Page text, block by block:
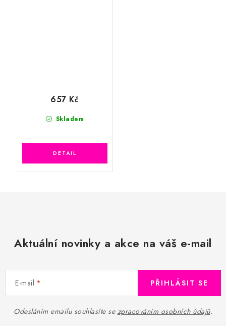
Skladem
657 Kč
Aktuální novinky a akce na váš e-mail
E-mail
Odesláním emailu souhlasíte se zpracováním osobních údajů.
PŘIHLÁSIT SE